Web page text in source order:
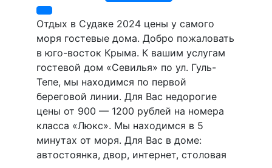
Отдых в Судаке 2024 цены у самого
моря гостевые дома. Добро пожаловать
в юго-восток Крыма. К вашим услугам
гостевой дом «Севилья» по ул. Гуль-
Тепе, мы находимся по первой
береговой линии. Для Вас недорогие
цены от 900 — 1200 рублей на номера
класса «Люкс». Мы находимся в 5
минутах от моря. Для Вас в доме:
автостоянка, двор, интернет, столовая